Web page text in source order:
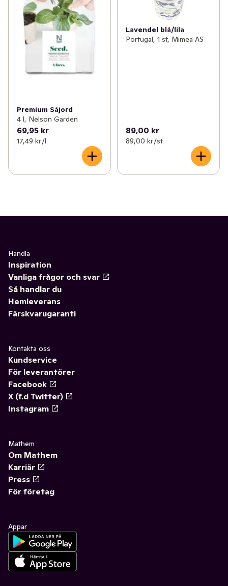
Premium Såjord
4 l, Nelson Garden
69,95 kr
17,49 kr /l
Lavendel blå/lila
Portugal, 1 st, Mimea AS
89,00 kr
89,00 kr /st
Handla
Inspiration
Vanliga frågor och svar
Så handlar du
Hemleverans
Färskvarugaranti
Kontakta oss
Kundservice
För leverantörer
Facebook
X (f.d Twitter)
Instagram
Mathem
Om Mathem
Karriär
Press
För företag
Appar